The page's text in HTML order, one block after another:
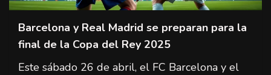
Barcelona y Real Madrid se preparan para la
final de la Copa del Rey 2025
Este sábado 26 de abril, el FC Barcelona y el